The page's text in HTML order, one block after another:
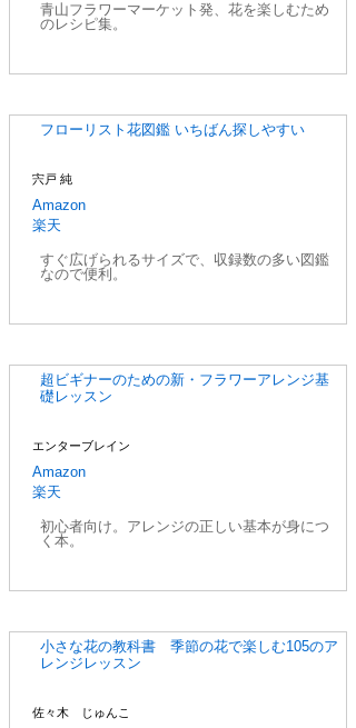
青山フラワーマーケット発、花を楽しむため
のレシピ集。
フローリスト花図鑑 いちばん探しやすい
宍戸 純
Amazon
楽天
すぐ広げられるサイズで、収録数の多い図鑑
なので便利。
超ビギナーのための新・フラワーアレンジ基
礎レッスン
エンターブレイン
Amazon
楽天
初心者向け。アレンジの正しい基本が身につ
く本。
小さな花の教科書 季節の花で楽しむ105のア
レンジレッスン
佐々木 じゅんこ